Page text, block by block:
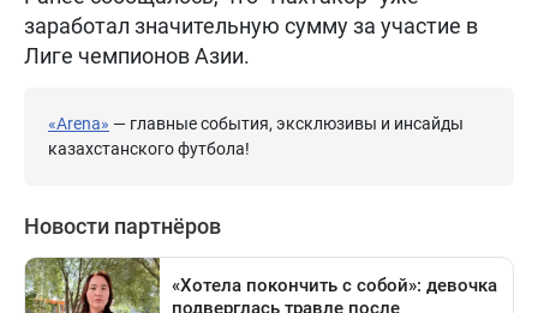
заработал значительную сумму за участие в
Лиге чемпионов Азии.
«Arena» — главные события, эксклюзивы и инсайды
казахстанского футбола!